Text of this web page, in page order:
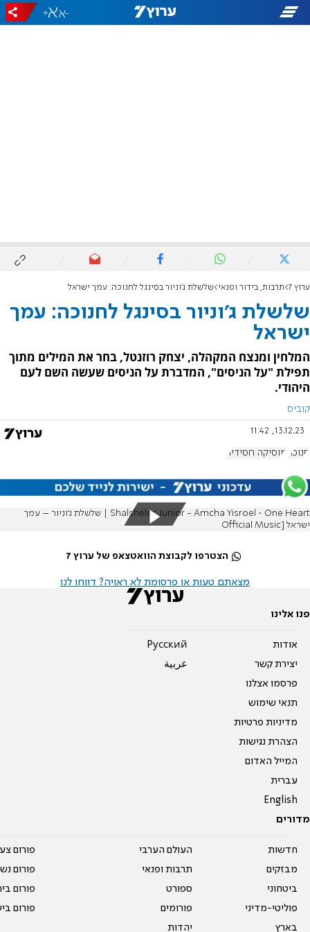
-
+
ערוץ 7 תרבות, בידור ופנאי שלשלת ג'וניור בסינגל לחנוכה: עמך ישראל
שלשלת ג'וניור בסינגל לחנוכה: עמך
ישראל
המלחין ומנצח המקהלה, יצחק רוזנטל, בחר את המילים מתוך
תפילת "על הניסים", המדברת על הניסים שעשה השם לעם
היהודי.
קוביס
13.12.23, 11:42
חנוכה מוסיקה חסידית
Shalsheles Junior - Amcha Yisroel • One Heart | שלשלת ג'וניור – עמך
ישראל [Official Music
הצטרפו לקבוצת הוואטצאפ של ערוץ 7
מצאתם טעות או פרסומת לא ראויה? דווחו לנו
פנו אלינו
אודות
יצירת קשר
פרסמו אצלנו
תנאי שימוש
מדיניות פרטיות
הצהרת נגישות
המייל האדום
עברית
English
Pусский
عربية
מדורים
חדשות
מבזקים
ביטחוני
פוליטי-מדיני
בארץ
העולם הערבי
תרבות ופנאי
ספורט
פורומים
יהדות
פורום
פורום
פורום
פורום